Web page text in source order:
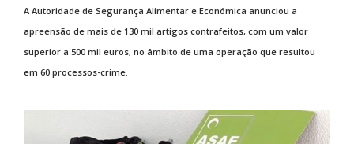
A Autoridade de Segurança Alimentar e Económica anunciou a
apreensão de mais de 130 mil artigos contrafeitos, com um valor
superior a 500 mil euros, no âmbito de uma operação que resultou
em 60 processos-crime.